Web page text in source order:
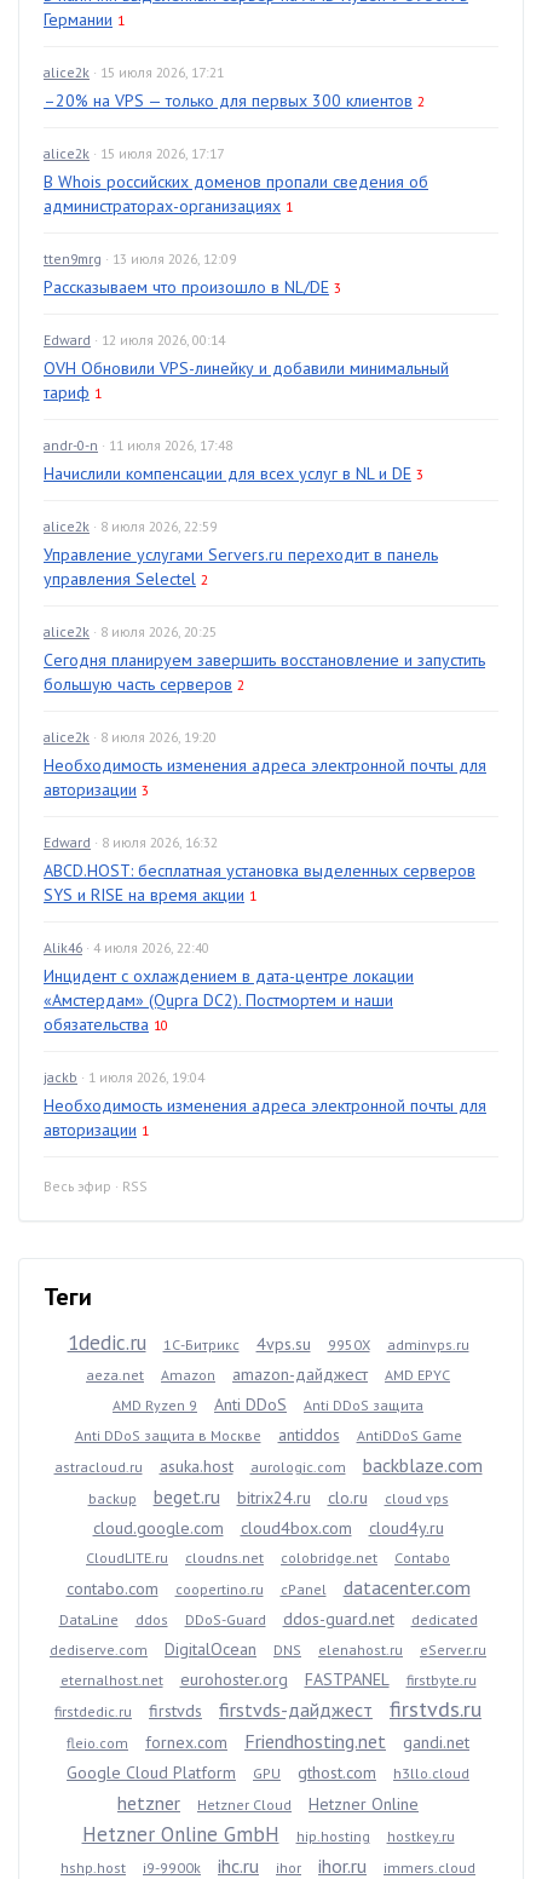
Германии 1
alice2k · 15 июля 2026, 17:21
–20% на VPS — только для первых 300 клиентов 2
alice2k · 15 июля 2026, 17:17
В Whois российских доменов пропали сведения об
администраторах-организациях 1
tten9mrg · 13 июля 2026, 12:09
Рассказываем что произошло в NL/DE 3
Edward · 12 июля 2026, 00:14
OVH Обновили VPS-линейку и добавили минимальный
тариф 1
andr-0-n · 11 июля 2026, 17:48
Начислили компенсации для всех услуг в NL и DE 3
alice2k · 8 июля 2026, 22:59
Управление услугами Servers.ru переходит в панель
управления Selectel 2
alice2k · 8 июля 2026, 20:25
Сегодня планируем завершить восстановление и запустить
большую часть серверов 2
alice2k · 8 июля 2026, 19:20
Необходимость изменения адреса электронной почты для
авторизации 3
Edward · 8 июля 2026, 16:32
ABCD.HOST: бесплатная установка выделенных серверов
SYS и RISE на время акции 1
Alik46 · 4 июля 2026, 22:40
Инцидент с охлаждением в дата-центре локации
«Амстердам» (Qupra DC2). Постмортем и наши
обязательства 10
jackb · 1 июля 2026, 19:04
Необходимость изменения адреса электронной почты для
авторизации 1
Весь эфир · RSS
Теги
1dedic.ru 1С-Битрикс 4vps.su 9950X
adminvps.ru
aeza.net
Amazon amazon-дайджест
AMD EPYC
AMD Ryzen 9
Anti DDoS
Anti DDoS защита
Anti DDoS защита в Москве
antiddos
AntiDDoS Game
astracloud.ru
asuka.host aurologic.com backblaze.com
backup beget.ru bitrix24.ru clo.ru cloud vps
cloud.google.com cloud4box.com cloud4y.ru
CloudLITE.ru cloudns.net colobridge.net Contabo
contabo.com coopertino.ru cPanel datacenter.com
DataLine ddos DDoS-Guard ddos-guard.net
dedicated
dediserve.com
DigitalOcean DNS elenahost.ru
eServer.ru
eternalhost.net
eurohoster.org FASTPANEL
firstbyte.ru
firstdedic.ru
firstvds firstvds-дайджест firstvds.ru
fleio.com fornex.com Friendhosting.net
gandi.net
Google Cloud Platform
GPU gthost.com h3llo.cloud
hetzner Hetzner Cloud Hetzner Online
Hetzner Online GmbH hip.hosting
hostkey.ru
hshp.host
i9-9900k ihc.ru ihor ihor.ru immers.cloud